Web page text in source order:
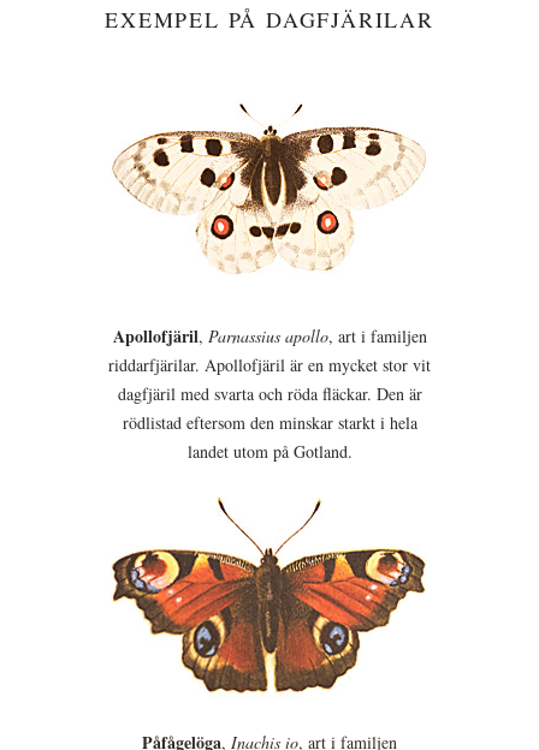
EXEMPEL PÅ DAGFJÄRILAR
Apollofjäril, Parnassius apollo, art i familjen
riddarfjärilar. Apollofjäril är en mycket stor vit
dagfjäril med svarta och röda fläckar. Den är
rödlistad eftersom den minskar starkt i hela
landet utom på Gotland.
Påfågelöga, Inachis io, art i familjen